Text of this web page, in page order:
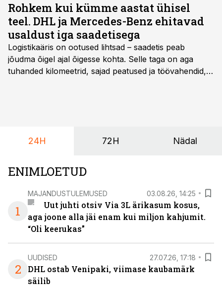
Rohkem kui kümme aastat ühisel
teel. DHL ja Mercedes-Benz ehitavad
usaldust iga saadetisega
Logistikaäris on ootused lihtsad – saadetis peab
jõudma õigel ajal õigesse kohta. Selle taga on aga
tuhanded kilomeetrid, sajad peatused ja töövahendid,
24H 72H Nädal
ENIMLOETUD
1
MAJANDUSTULEMUSED 03.08.26, 14:25
Uut juhti otsiv Via 3L ärikasum kosus,
aga joone alla jäi enam kui miljon kahjumit.
“Oli keerukas”
2
UUDISED 27.07.26, 17:18
DHL ostab Venipaki, viimase kaubamärk
säilib